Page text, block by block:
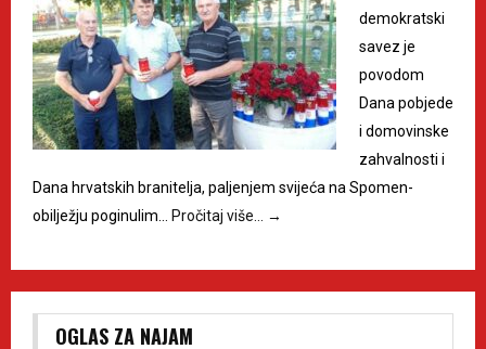
demokratski
savez je
povodom
Dana pobjede
i domovinske
zahvalnosti i
Dana hrvatskih branitelja, paljenjem svijeća na Spomen-
obilježju poginulim…
Pročitaj više… →
OGLAS ZA NAJAM